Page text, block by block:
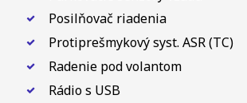
Posilňovač riadenia
Protiprešmykový syst. ASR (TC)
Radenie pod volantom
Rádio s USB